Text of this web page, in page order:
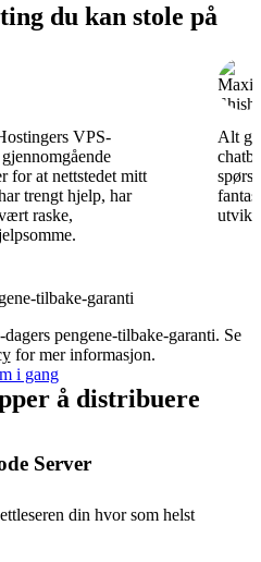
du kan stole på
VPS-
for at nettstedet mitt
trengt hjelp, har
raske,
Alt
tilbake-garanti
pengene-tilbake-garanti. Se
for mer informasjon.
i gang
å distribuere
Server
din hvor som helst